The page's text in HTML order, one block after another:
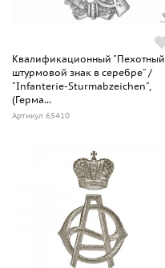
Квалификационный "Пехотный
штурмовой знак в серебре" /
"Infanterie-Sturmabzeichen",
(Герма...
Артикул 65410